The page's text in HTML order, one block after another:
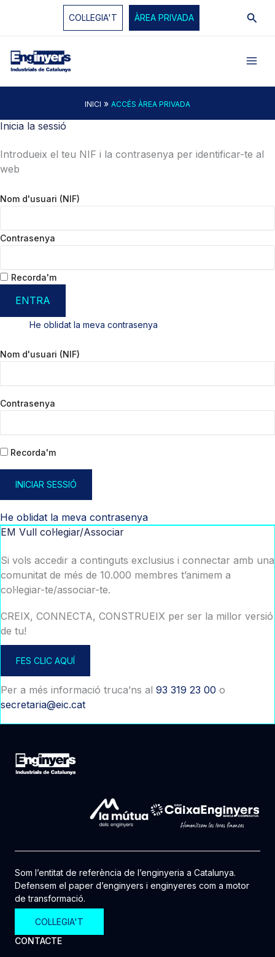
COL·LEGIA'T ÀREA PRIVADA
INICI » ACCÉS ÀREA PRIVADA
Inicia la sessió
Introdueix el teu NIF i la contrasenya per identificar-te al
web
Nom d'usuari (NIF)
Contrasenya
Recorda'm
ENTRA
He oblidat la meva contrasenya
Nom d'usuari (NIF)
Contrasenya
Recorda'm
INICIAR SESSIÓ
He oblidat la meva contrasenya
EM Vull col·legiar/Associar
Si vols accedir a continguts exclusius i connectar amb una
comunitat de més de 10.000 membres t’animem a
col·legiar-te/associar-te.
CREIX, CONNECTA, CONSTRUEIX per ser la millor versió
de tu!
FES CLIC AQUÍ
Per a més informació truca’ns al 93 319 23 00 o
secretaria@eic.cat
Som l’entitat de referència de l’enginyeria a Catalunya.
Defensem el paper d’enginyers i enginyeres com a motor
de transformació.
COL·LEGIA'T
CONTACTE